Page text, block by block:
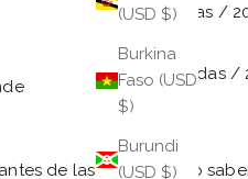
(USD $)
Burkina
Faso (USD
$)
Burundi
(USD $)
8 pulgadas /
8.5 pulgadas /
CM
de las joyas que no